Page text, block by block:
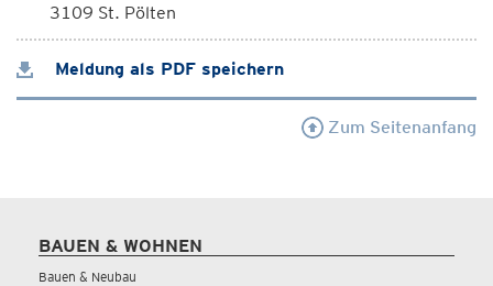
3109 St. Pölten
Meldung als PDF speichern
Zum Seitenanfang
BAUEN & WOHNEN
Bauen & Neubau